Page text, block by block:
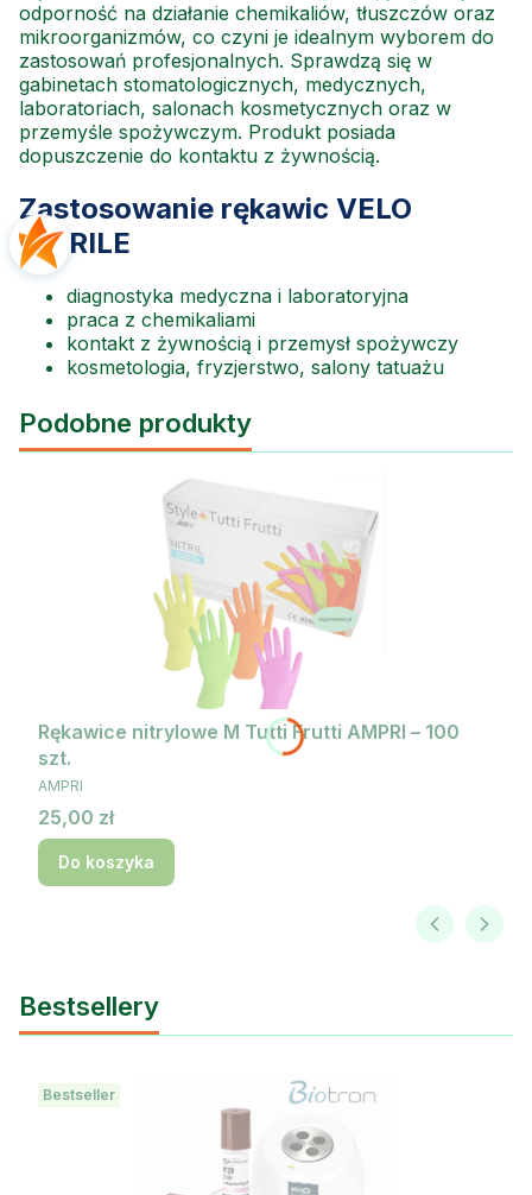
odporność na działanie chemikaliów, tłuszczów oraz
mikroorganizmów, co czyni je idealnym wyborem do
zastosowań profesjonalnych. Sprawdzą się w
gabinetach stomatologicznych, medycznych,
laboratoriach, salonach kosmetycznych oraz w
przemyśle spożywczym. Produkt posiada
dopuszczenie do kontaktu z żywnością.
Zastosowanie rękawic VELO
NITRILE
diagnostyka medyczna i laboratoryjna
praca z chemikaliami
kontakt z żywnością i przemysł spożywczy
kosmetologia, fryzjerstwo, salony tatuażu
Podobne produkty
Rękawice nitrylowe M Tutti Frutti AMPRI – 100
szt.
PRODUCENT
AMPRI
Cena
25,00 zł
Do koszyka
Bestsellery
Bestseller